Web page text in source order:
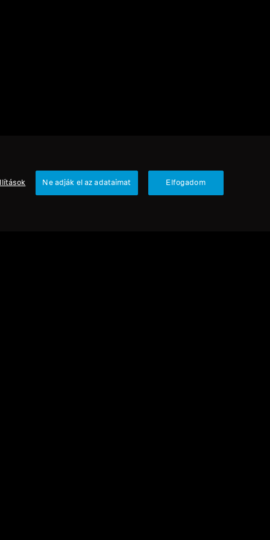
1 termékRendezés
Ne adják el az adataimat Elfogadom